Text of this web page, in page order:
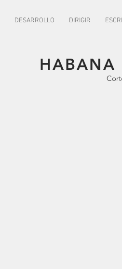
DESARROLLO DIRIGIR
MEJOR I-CORTO
HABANA